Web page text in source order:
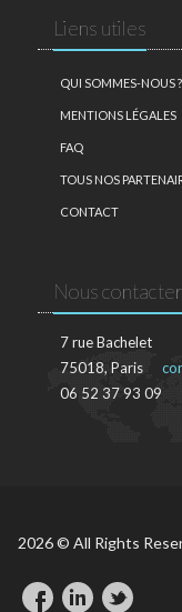
Liens utiles
QUI SOMMES-NOUS ?
MENTIONS LÉGALES
FAQ
TOUS NOS
CONTACT
Nous contacter
7 rue Bachelet
75018, Paris
06 52 37 93 09
2026 © All Rights